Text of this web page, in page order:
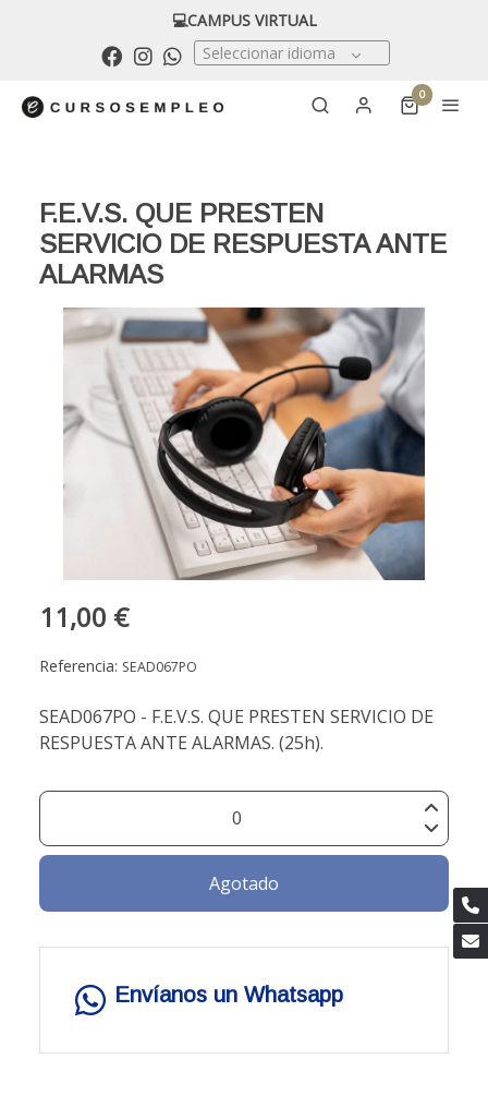
💻CAMPUS VIRTUAL
Seleccionar idioma
0
F.E.V.S. QUE PRESTEN
SERVICIO DE RESPUESTA ANTE
ALARMAS
11,00 €
Referencia: SEAD067PO
SEAD067PO - F.E.V.S. QUE PRESTEN SERVICIO DE
RESPUESTA ANTE ALARMAS. (25h).
Agotado
Envíanos un Whatsapp